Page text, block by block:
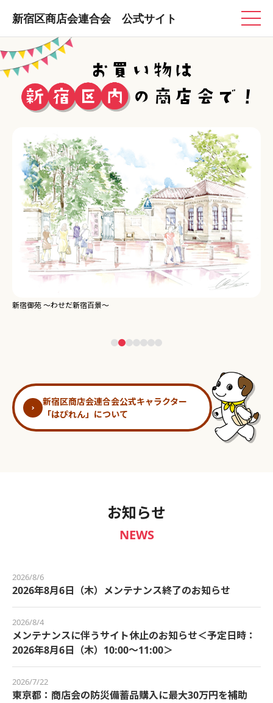
新宿区商店会連合会 公式サイト
新宿御苑 ～わせだ新宿百景～
新宿区商店会連合会公式キャラクター
「はぴれん」について
お知らせ
NEWS
2026/8/6
2026年8月6日（木）メンテナンス終了のお知らせ
2026/8/4
メンテナンスに伴うサイト休止のお知らせ＜予定日時：
2026年8月6日（木）10:00～11:00＞
2026/7/22
東京都：商店会の防災備蓄品購入に最大30万円を補助